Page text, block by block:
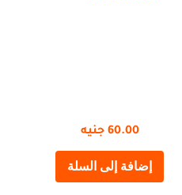
60.00 جنيه
إضافة إلى السلة